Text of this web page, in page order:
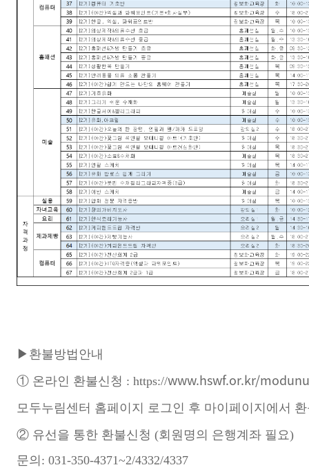
▶ 환불방법안내
① 온라인 환불신청 : https://www.hswf.or.kr/
모두누림센터 홈페이지 로그인 후 마이페이지에서
② 유선을 통한 환불신청 (회원명의 은행계좌 필요)
문의: 031-350-4371~2/4332/4337